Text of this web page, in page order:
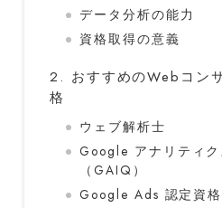
データ分析の能力
資格取得の意義
2. おすすめのWebコン
格
ウェブ解析士
Google アナリティ
（GAIQ）
Google Ads 認定資格